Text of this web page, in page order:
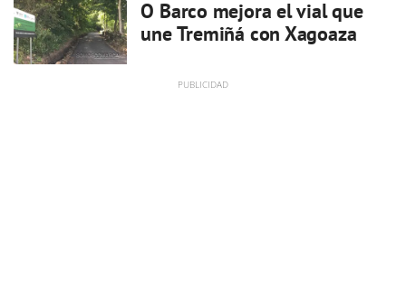
O Barco mejora el vial que
une Tremiñá con Xagoaza